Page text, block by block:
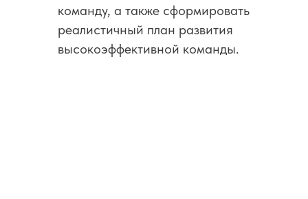
команду, а также сформировать
реалистичный план развития
высокоэффективной команды.